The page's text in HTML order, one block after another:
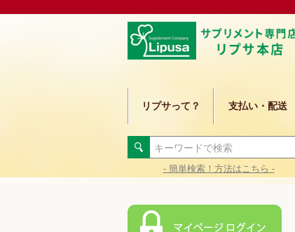
リプサって？ 支払い・配送
- 簡単検索！方法はこちら -